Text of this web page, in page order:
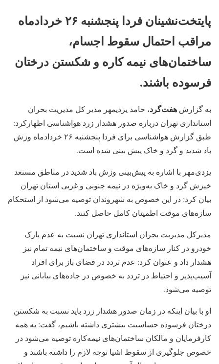
پایتخت‌نشینان فردا پنجشنبه ۲۶ خردادماه
مراقب احتمال سقوط اجسام،
ساختمان‌های نیمه کاره و شکستن درختان
فرسوده باشند.
به گزارش هفت‌گرد
، حامد یزدی‎مهر مدیر کل مدیریت بحران
استانداری تهران درباره صدور هشدار زرد هواشناسی اظهارکرد:
طبق گزارش هواشناسی برای فردا پنجشنبه ۲۶ خردادماه وزش
باد شدید و گرد و خاک پیش بینی شده است.
یزدی‌مهر با اشاره به پیش‌بینی وزش باد شدید در مناطق مستعد
خیزش گرد و خاک به‌ویژه در نیمه جنوبی و غربی استان تهران
بیان کرد: در این خصوص به شهروندان توصیه می‌شود از استحکام
سازه‌های موقت اطمینان کامل حاصل کنند.
مدیرکل مدیریت بحران استانداری تهران نسبت به عدم پارک
خودرو در کنار سازه‌های موقت و ساختمان‌های نیمه تمام نیز
هشدار داد و عنوان کرد: عدم تردد در فضای باز برای افراد
آسیب‌پذیر و احتیاط در تردد به خصوص در جاده‌های بیابانی نیز
توصیه می‌شود.
او با بیان اینکه در زمان صدور هشدار زرد باید نسبت به شکستن
درختان فرسوده حساسیت بیشتری داشته باشیم، گفت: به همه
کارفرمایان و مالکان ساختمان‌های نیمه‌کاره توصیه می‌شود در
خصوص جلوگیری از سقوط اشیا توجه لازم را داشته باشند و